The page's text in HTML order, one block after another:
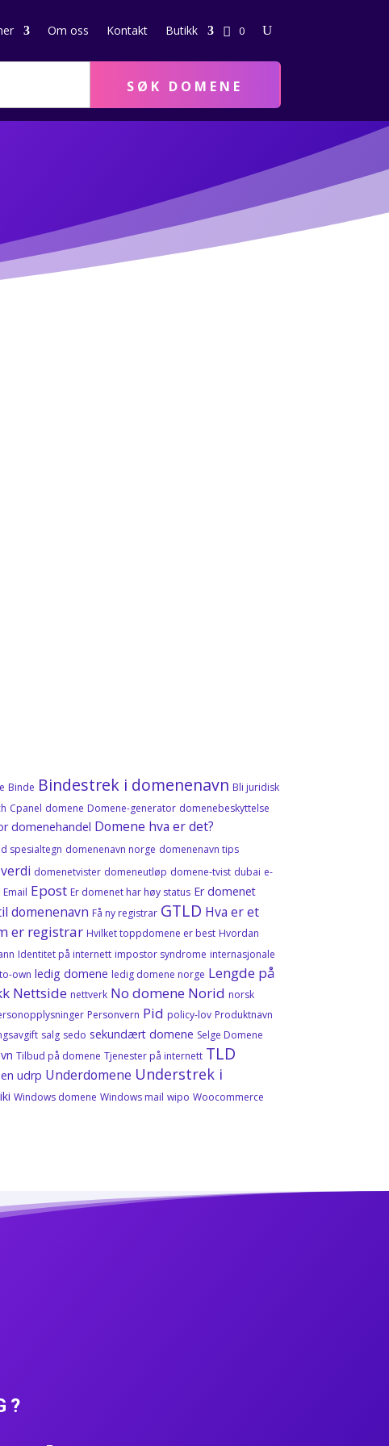
Om oss Kontakt Butikk 0
SØK DOMENE
Binde Bindestrek i domenenavn Bli juridisk
Cpanel domene Domene-generator domenebeskyttelse
domenehandel Domene hva er det?
spesialtegn domenenavn norge domenenavn tips
domenetvister domeneutløp domene‑tvist dubai e-
Email Epost Er domenet har høy status Er domenet
domenenavn Få ny registrar GTLD Hva er et
er registrar Hvilket toppdomene er best Hvordan
Identitet på internett impostor syndrome internasjonale
own ledig domene ledig domene norge Lengde på
Nettside nettverk No domene Norid norsk
Personvern Pid policy-lov Produktnavn
salg sedo sekundært domene Selge Domene
Tilbud på domene Tjenester på internett TLD
udrp Underdomene Understrek i
Windows domene Windows mail wipo Woocommerce